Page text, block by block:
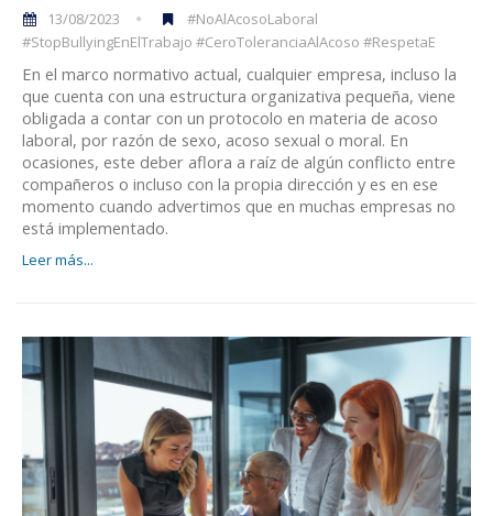
13/08/2023
#NoAlAcosoLaboral
#StopBullyingEnElTrabajo #CeroToleranciaAlAcoso #RespetaE
En el marco normativo actual, cualquier empresa, incluso la
que cuenta con una estructura organizativa pequeña, viene
obligada a contar con un protocolo en materia de acoso
laboral, por razón de sexo, acoso sexual o moral. En
ocasiones, este deber aflora a raíz de algún conflicto entre
compañeros o incluso con la propia dirección y es en ese
momento cuando advertimos que en muchas empresas no
está implementado.
Leer más...